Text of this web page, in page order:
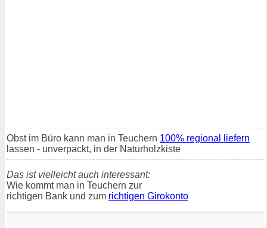
Obst im Büro kann man in Teuchern 100% regional liefern
lassen - unverpackt, in der Naturholzkiste
Das ist vielleicht auch interessant:
Wie kommt man in Teuchern zur
richtigen Bank und zum richtigen Girokonto